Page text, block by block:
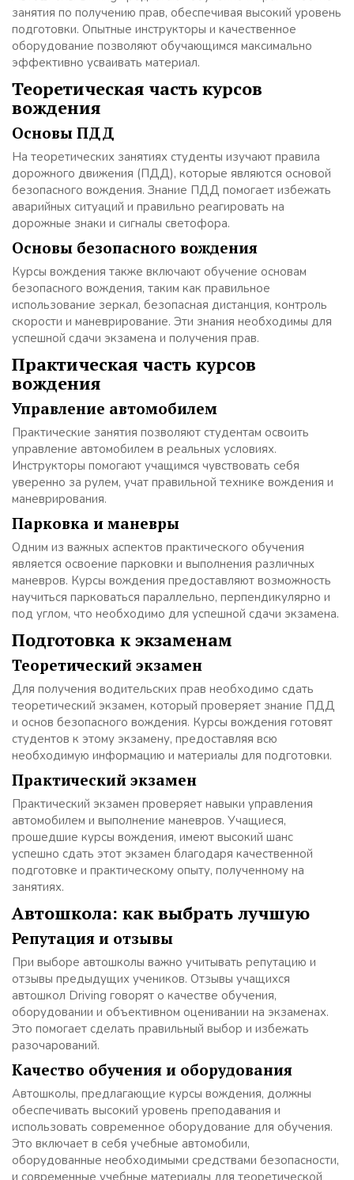
занятия по получению прав, обеспечивая высокий уровень
подготовки. Опытные инструкторы и качественное
оборудование позволяют обучающимся максимально
эффективно усваивать материал.
Теоретическая часть курсов
вождения
Основы ПДД
На теоретических занятиях студенты изучают правила
дорожного движения (ПДД), которые являются основой
безопасного вождения. Знание ПДД помогает избежать
аварийных ситуаций и правильно реагировать на
дорожные знаки и сигналы светофора.
Основы безопасного вождения
Курсы вождения также включают обучение основам
безопасного вождения, таким как правильное
использование зеркал, безопасная дистанция, контроль
скорости и маневрирование. Эти знания необходимы для
успешной сдачи экзамена и получения прав.
Практическая часть курсов
вождения
Управление автомобилем
Практические занятия позволяют студентам освоить
управление автомобилем в реальных условиях.
Инструкторы помогают учащимся чувствовать себя
уверенно за рулем, учат правильной технике вождения и
маневрирования.
Парковка и маневры
Одним из важных аспектов практического обучения
является освоение парковки и выполнения различных
маневров. Курсы вождения предоставляют возможность
научиться парковаться параллельно, перпендикулярно и
под углом, что необходимо для успешной сдачи экзамена.
Подготовка к экзаменам
Теоретический экзамен
Для получения водительских прав необходимо сдать
теоретический экзамен, который проверяет знание ПДД
и основ безопасного вождения. Курсы вождения готовят
студентов к этому экзамену, предоставляя всю
необходимую информацию и материалы для подготовки.
Практический экзамен
Практический экзамен проверяет навыки управления
автомобилем и выполнение маневров. Учащиеся,
прошедшие курсы вождения, имеют высокий шанс
успешно сдать этот экзамен благодаря качественной
подготовке и практическому опыту, полученному на
занятиях.
Автошкола: как выбрать лучшую
Репутация и отзывы
При выборе автошколы важно учитывать репутацию и
отзывы предыдущих учеников. Отзывы учащихся
автошкол Driving говорят о качестве обучения,
оборудовании и объективном оценивании на экзаменах.
Это помогает сделать правильный выбор и избежать
разочарований.
Качество обучения и оборудования
Автошколы, предлагающие курсы вождения, должны
обеспечивать высокий уровень преподавания и
использовать современное оборудование для обучения.
Это включает в себя учебные автомобили,
оборудованные необходимыми средствами безопасности,